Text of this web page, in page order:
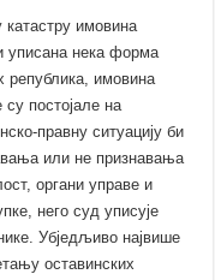
катастру имовина
уписана нека форма
република, имовина
постојале на
правну ситуацију би
или не признавања
органи управе и
него суд уписује
Убједљиво највише
оставинских